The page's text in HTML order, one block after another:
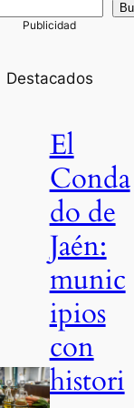
Destacados
El
Conda
do de
Jaén:
munic
ipios
con
histori